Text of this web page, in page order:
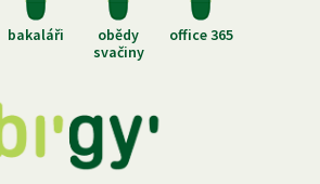
bakaláři
obědy
svačiny
office 365